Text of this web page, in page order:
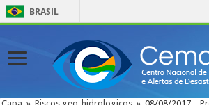
BRASIL